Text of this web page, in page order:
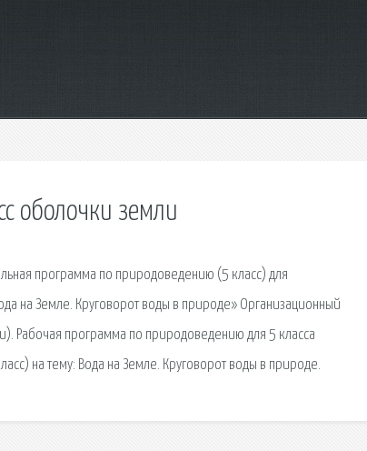
оболочки земли
программа по природоведению (5 класс) для
на Земле. Круговорот воды в природе» Организационный
Рабочая программа по природоведению для 5 класса
на тему: Вода на Земле. Круговорот воды в природе.